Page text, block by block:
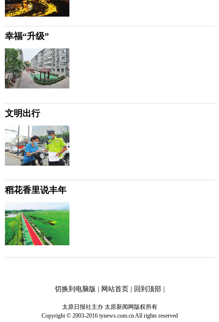
幸福“升级”
文明出行
稻花香里说丰年
切换到电脑版 | 网站首页| 回到顶部|
太原日报社主办 太原新闻网版权所有
Copyright © 2003-2016 tynews.com.cn All rights reserved